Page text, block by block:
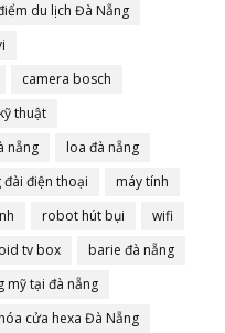
du lịch Đà Nẵng
camera bosch
thuật
nẵng
loa đà nẵng
đài điện thoại
máy tính
robot hút bụi
wifi
tv box
barie đà nẵng
mỹ tại đà nẵng
cửa hexa Đà Nẵng